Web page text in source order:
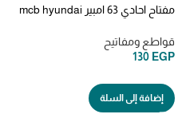
مفتاح احادي 63 امبير mcb hyundai
قواطع ومفاتيح
130 EGP
إضافة إلى السلة